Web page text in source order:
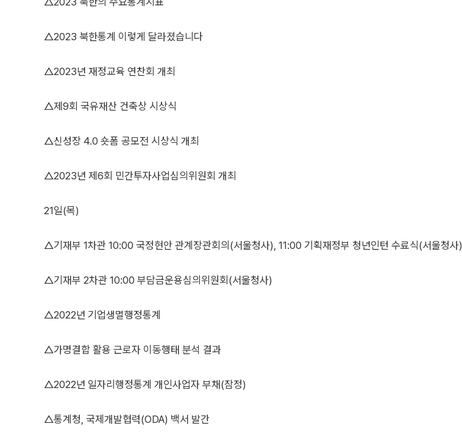
△2023 북한통계 이렇게 달라졌습니다
△2023년 재정교육 연찬회 개최
△제9회 국유재산 건축상 시상식
△신성장 4.0 숏폼 공모전 시상식 개최
△2023년 제6회 민간투자사업심의위원회 개최
21일(목)
△기재부 1차관 10:00 국정현안 관계장관회의(서울청사), 11:00 기획재정부 청년인턴 수료식(서울청사)
△기재부 2차관 10:00 부담금운용심의위원회(서울청사)
△2022년 기업생멸행정통계
△가명결합 활용 근로자 이동행태 분석 결과
△2022년 일자리행정통계 개인사업자 부채(잠정)
△통계청, 국제개발협력(ODA) 백서 발간